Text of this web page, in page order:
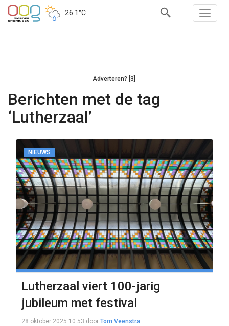
26.1°C
Adverteren? [3]
Berichten met de tag
‘Lutherzaal’
NIEUWS
Lutherzaal viert 100-jarig
jubileum met festival
28 oktober 2025 10:53 door Tom Veenstra